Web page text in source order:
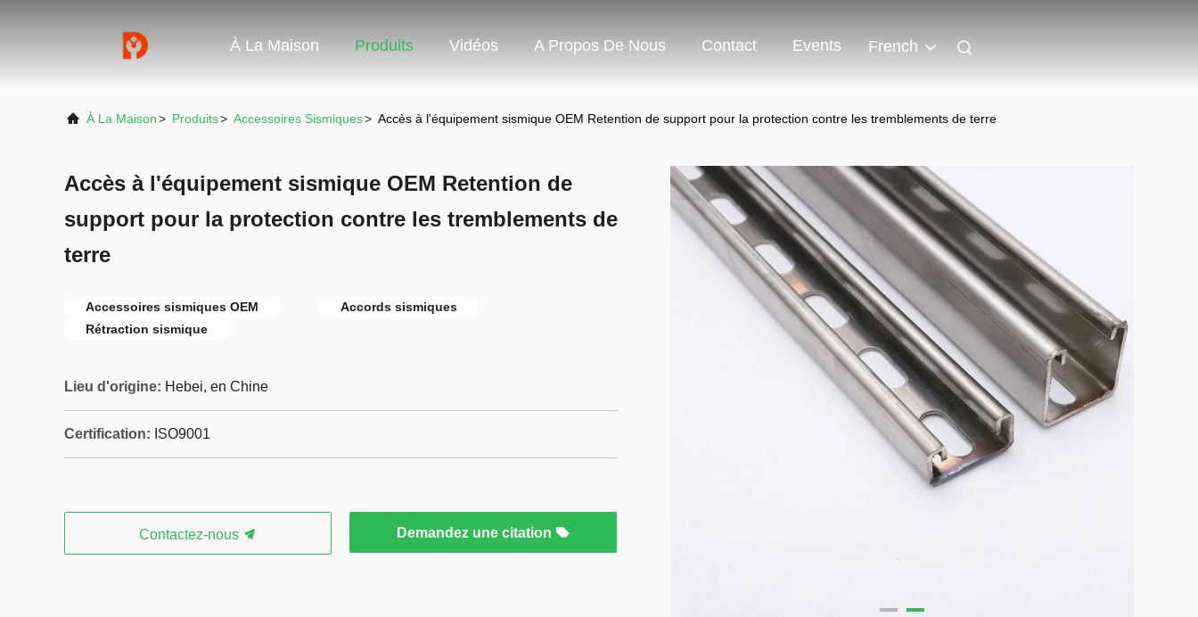
À La Maison Produits Vidéos A Propos De Nous Contact Events French
À La Maison> Produits> Accessoires Sismiques> Accès à l'équipement sismique OEM Retention de support pour la protection contre les tremblements de terre
Accès à l'équipement sismique OEM Retention de
support pour la protection contre les tremblements de
terre
Accessoires sismiques OEM
Accords sismiques
Rétraction sismique
Lieu d'origine: Hebei, en Chine
Certification: ISO9001
Contactez-nous Demandez une citation